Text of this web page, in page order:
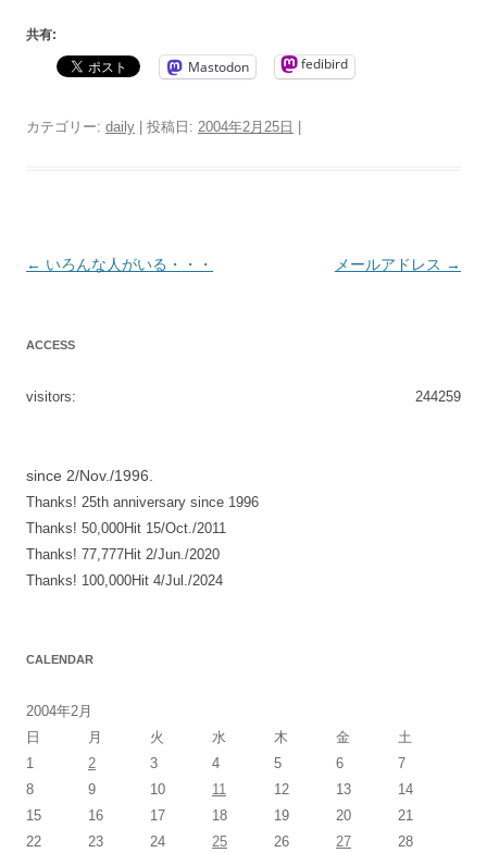
共有:
Mastodon fedibird
カテゴリー: daily | 投稿日: 2004年2月25日 |
投
ョ
ン
← いろんな人がいる・・・ メールアドレス →
ACCESS
244259
visitors:
since 2/Nov./1996.
Thanks! 25th anniversary since 1996
Thanks! 50,000Hit 15/Oct./2011
Thanks! 77,777Hit 2/Jun./2020
Thanks! 100,000Hit 4/Jul./2024
CALENDAR
2004年2月
日
月 火 水 木 金
土
1
2 3 4 5 6
7
8
9 10 11 12 13
14
15
16 17 18 19 20
21
22
23 24 25 26 27
28